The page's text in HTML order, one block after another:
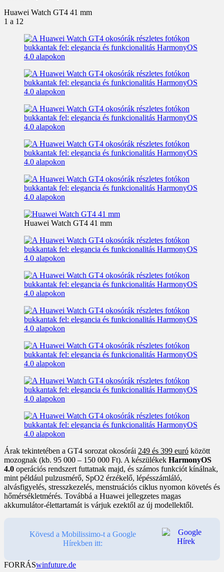
Huawei Watch GT4 41 mm
1 a 12
Huawei Watch GT4 41 mm
Árak tekintetében a GT4 sorozat okosórái 249 és 399 euró között
mozognak (kb. 95 000 – 150 000 Ft). A készülékek HarmonyOS
4.0 operációs rendszert futtatnak majd, és számos funkciót kínálnak,
mint például pulzusmérő, SpO2 érzékelő, lépésszámláló,
alvásfigyelés, stresszkezelés, menstruációs ciklus nyomon követés és
hőmérsékletmérés. Továbbá a Huawei jellegzetes magas
akkumulátor-élettartamát is várjuk ezektől az új modellektől.
Kövesd a Mobilissimo-t a Google
Hírekben itt:
FORRÁSwinfuture.de